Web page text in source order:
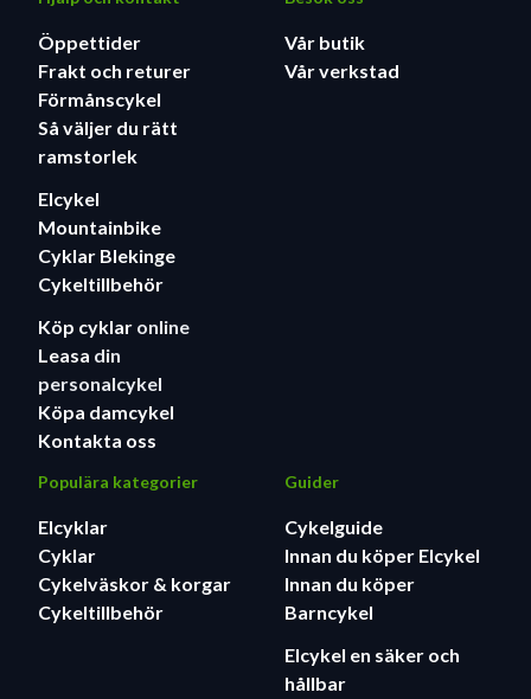
Kombinera extremt pålitliga nav från Formula med
våra 25 millimeter långa, kroklösa Specialized-
fälgar för ett starkt, lätt och hållbart hjulset-
hattrick.
Öppettider
Frakt och returer
Förmånscykel
Så väljer du rätt
ramstorlek
Elcykel
Mountainbike
Cyklar Blekinge
Cykeltillbehör
Köp cyklar online
Leasa din
personalcykel
Köpa damcykel
Kontakta oss
Vår butik
Vår verkstad
Populära kategorier
Elcyklar
Cyklar
Cykelväskor & korgar
Cykeltillbehör
Guider
Cykelguide
Innan du köper Elcykel
Innan du köper
Barncykel
Elcykel en säker och
hållbar